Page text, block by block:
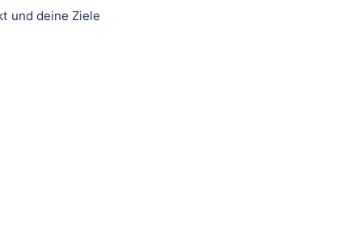
und deine Ziele